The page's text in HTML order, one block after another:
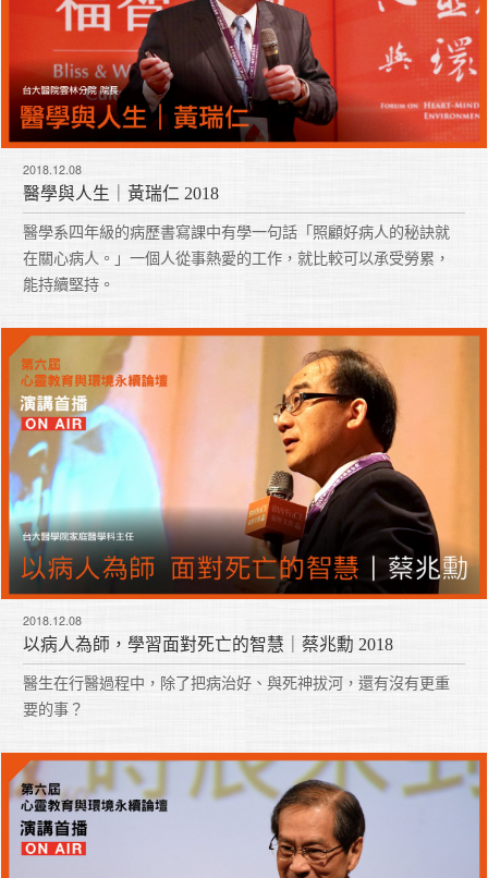
2018.12.08
醫學與人生｜黃瑞仁 2018
醫學系四年級的病歷書寫課中有學一句話「照顧好病人的秘訣就
在關心病人。」一個人從事熱愛的工作，就比較可以承受勞累，
能持續堅持。
2018.12.08
以病人為師，學習面對死亡的智慧｜蔡兆勳 2018
醫生在行醫過程中，除了把病治好、與死神拔河，還有沒有更重
要的事？